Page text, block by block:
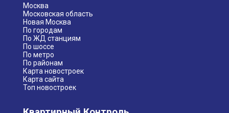
Москва
Московская область
Новая Москва
По городам
По ЖД станциям
По шоссе
По метро
По районам
Карта новостроек
Карта сайта
Топ новостроек